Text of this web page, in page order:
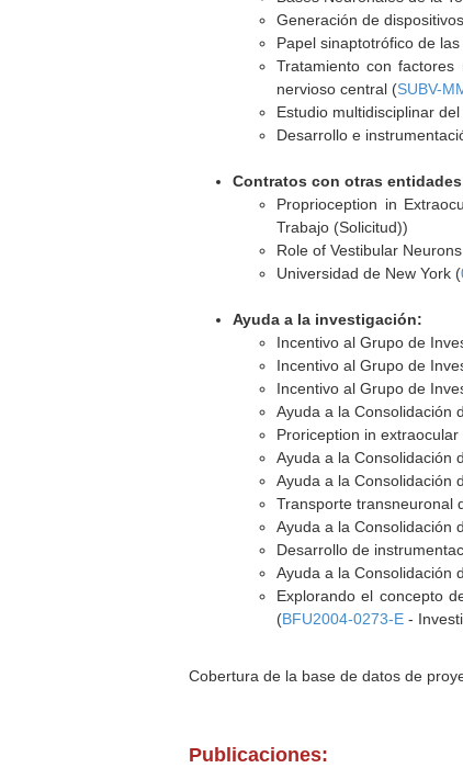
Generación de
Papel sinaptotrófico de
Tratamiento con
nervioso central (SUBV-
Estudio multidisciplinar
Desarrollo e
Contratos con otras
Proprioception in
Trabajo (Solicitud))
Role of Vestibular
Universidad de New York (
Ayuda a la investigación:
Incentivo al Grupo de
Incentivo al Grupo de
Incentivo al Grupo de
Ayuda a la Consolidación
Proriception in
Ayuda a la Consolidación
Ayuda a la Consolidación
Transporte transneuronal
Ayuda a la Consolidación
Desarrollo de
Ayuda a la Consolidación
Explorando el concepto
(BFU2004-0273-E -
Cobertura de la base de datos de
Publicaciones: